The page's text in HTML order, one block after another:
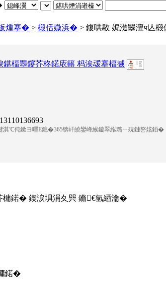
煄搴� > 椴佸媺浜� > 鍑哄敭 娓濋瞾澶ч亾
楅瞾鑳芥柊鍩庡簵 杩涘叆搴楅摵
淇℃伅鏉ヨ嚜E鎴�365锛屽皢鑾峰緱鏇翠紭璐ㄧ殑鏈嶅姟銆�
槦鍩� 鍥涙埧涓夊巺 鏅€氫綇瀹�
鍩�